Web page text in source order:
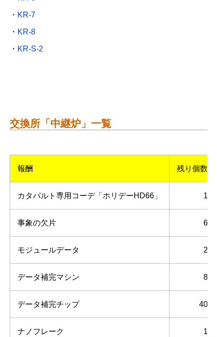
・ KR-7
・ KR-8
・ KR-S-2
交換所「中継炉」一覧
報酬 残り個数
カタパルト専用コーデ「ホリデーHD66」 1
事象の欠片 6
モジュールデータ 2
データ補完マシン 8
データ補完チップ 40
ナノフレーク 1